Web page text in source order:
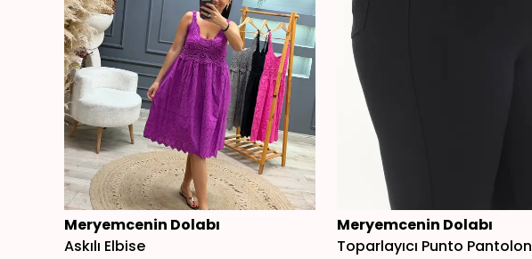
Meryemcenin Dolabı
Askılı Elbise
Meryemcenin Dolabı
Toparlayıcı Punto Pantolon